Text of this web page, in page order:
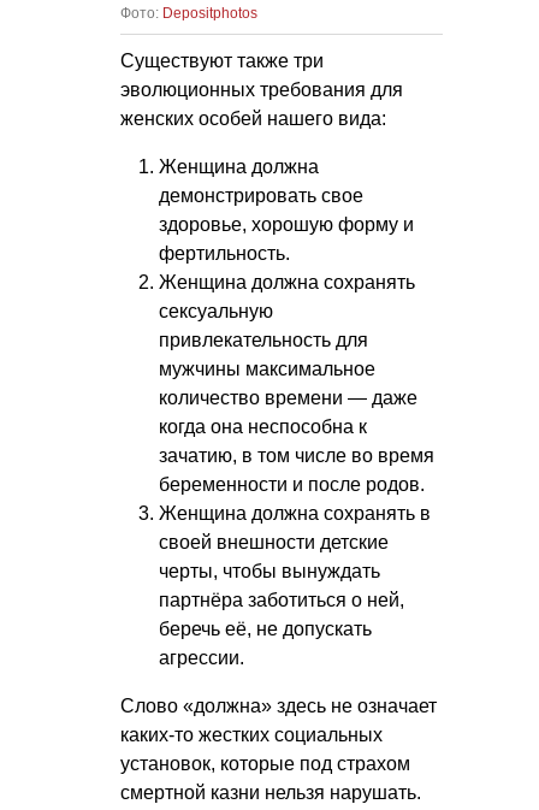
Фото: Depositphotos
Существуют также три
эволюционных требования для
женских особей нашего вида:
Женщина должна
демонстрировать свое
здоровье, хорошую форму и
фертильность.
Женщина должна сохранять
сексуальную
привлекательность для
мужчины максимальное
количество времени — даже
когда она неспособна к
зачатию, в том числе во время
беременности и после родов.
Женщина должна сохранять в
своей внешности детские
черты, чтобы вынуждать
партнёра заботиться о ней,
беречь её, не допускать
агрессии.
Слово «должна» здесь не означает
каких-то жестких социальных
установок, которые под страхом
смертной казни нельзя нарушать.